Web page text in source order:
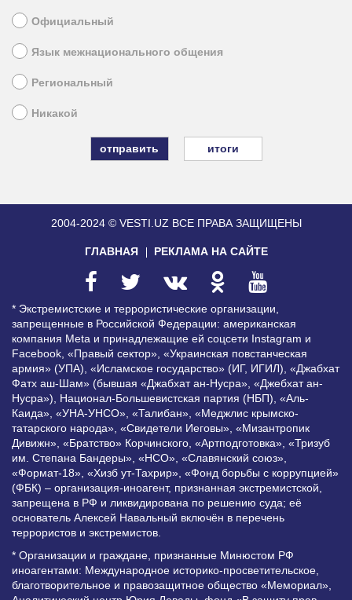
Официальный
Язык межнационального общения
Региональный
Никакой
итоги
2004-2024 © VESTI.UZ ВСЕ ПРАВА ЗАЩИЩЕНЫ
ГЛАВНАЯ РЕКЛАМА НА САЙТЕ
* Экстремистские и террористические организации,
запрещенные в Российской Федерации: американская
компания Meta и принадлежащие ей соцсети Instagram и
Facebook, «Правый сектор», «Украинская повстанческая
армия» (УПА), «Исламское государство» (ИГ, ИГИЛ), «Джабхат
Фатх аш-Шам» (бывшая «Джабхат ан-Нусра», «Джебхат ан-
Нусра»), Национал-Большевистская партия (НБП), «Аль-
Каида», «УНА-УНСО», «Талибан», «Меджлис крымско-
татарского народа», «Свидетели Иеговы», «Мизантропик
Дивижн», «Братство» Корчинского, «Артподготовка», «Тризуб
им. Степана Бандеры», «НСО», «Славянский союз»,
«Формат-18», «Хизб ут-Тахрир», «Фонд борьбы с коррупцией»
(ФБК) – организация-иноагент, признанная экстремистской,
запрещена в РФ и ликвидирована по решению суда; её
основатель Алексей Навальный включён в перечень
террористов и экстремистов.
* Организации и граждане, признанные Минюстом РФ
иноагентами: Международное историко-просветительское,
благотворительное и правозащитное общество «Мемориал»,